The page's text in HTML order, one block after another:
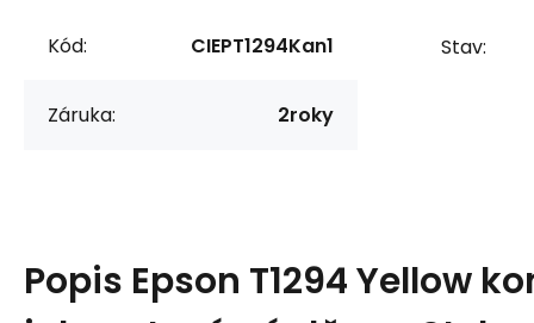
Kód: CIEPT1294Kan1
Záruka: 2roky
Stav:
Popis Epson T1294 Yellow